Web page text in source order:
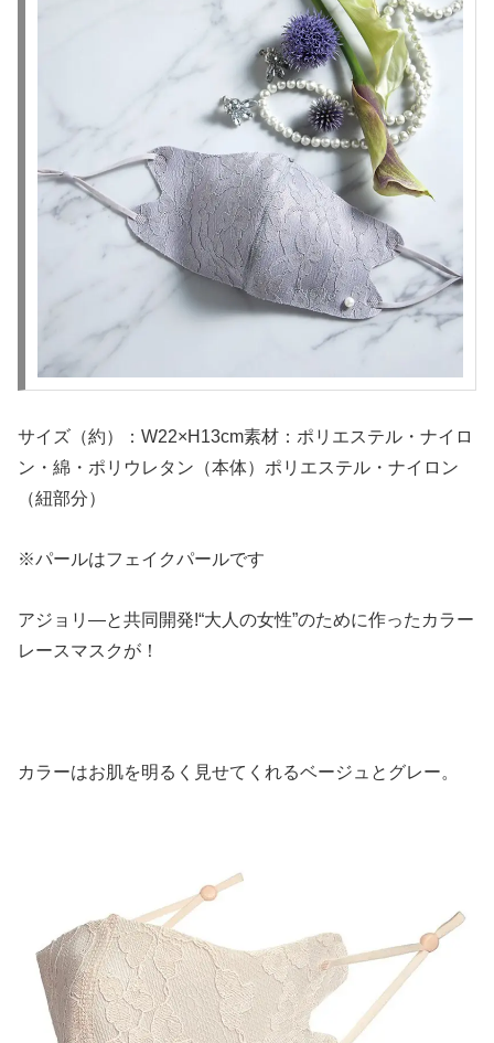
サイズ（約）：W22×H13cm素材：ポリエステル・ナイロ
ン・綿・ポリウレタン（本体）ポリエステル・ナイロン
（紐部分）
※パールはフェイクパールです
アジョリ―と共同開発!“大人の女性”のために作ったカラー
レースマスクが！
カラーはお肌を明るく見せてくれるベージュとグレー。